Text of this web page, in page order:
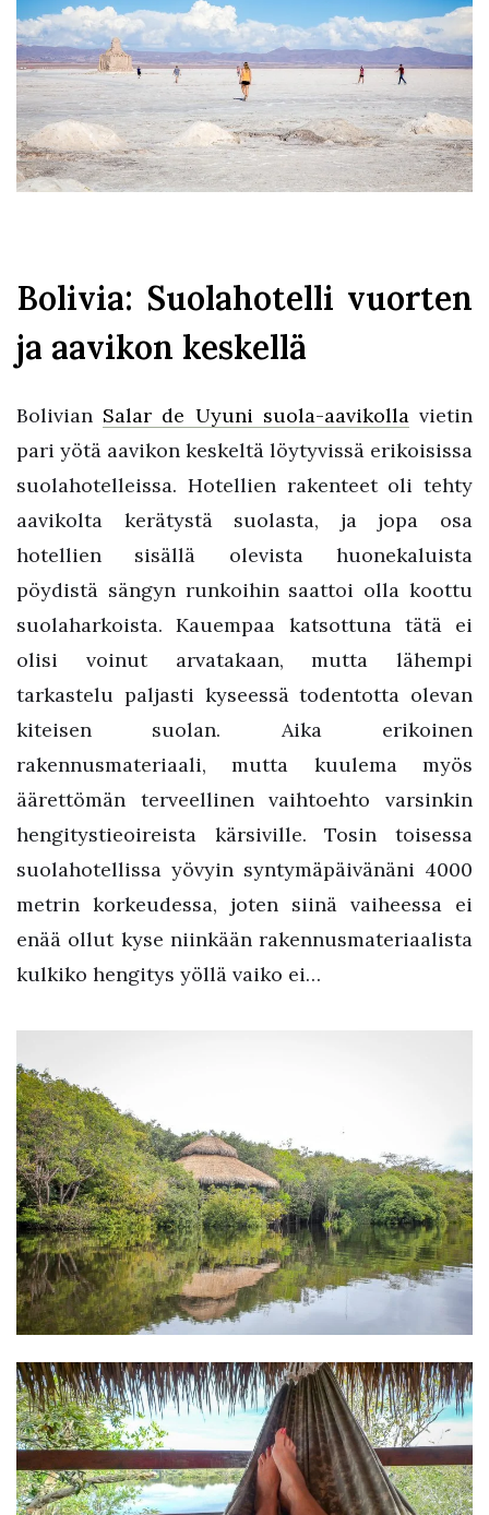
Bolivia: Suolahotelli vuorten
ja aavikon keskellä
Bolivian Salar de Uyuni suola-aavikollavietin
pari yötä aavikon keskeltä löytyvissä erikoisissa
suolahotelleissa. Hotellien rakenteet oli tehty
aavikolta kerätystä suolasta, ja jopa osa
hotellien sisällä olevista huonekaluista
pöydistä sängyn runkoihin saattoi olla koottu
suolaharkoista. Kauempaa katsottuna tätä ei
olisi voinut arvatakaan, mutta lähempi
tarkastelu paljasti kyseessä todentotta olevan
kiteisen suolan. Aika erikoinen
rakennusmateriaali, mutta kuulema myös
äärettömän terveellinen vaihtoehto varsinkin
hengitystieoireista kärsiville. Tosin toisessa
suolahotellissa yövyin syntymäpäivänäni 4000
metrin korkeudessa, joten siinä vaiheessa ei
enää ollut kyse niinkään rakennusmateriaalista
kulkiko hengitys yöllä vaiko ei…